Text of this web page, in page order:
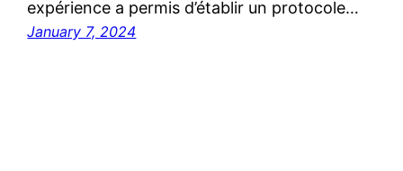
expérience a permis d’établir un protocole…
January 7, 2024